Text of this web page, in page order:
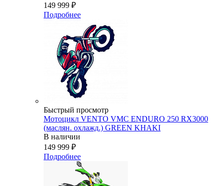
149 999 ₽
Подробнее
Быстрый просмотр
Мотоцикл VENTO VMC ENDURO 250 RX3000
(маслян. охлажд.) GREEN KHAKI
В наличии
149 999 ₽
Подробнее